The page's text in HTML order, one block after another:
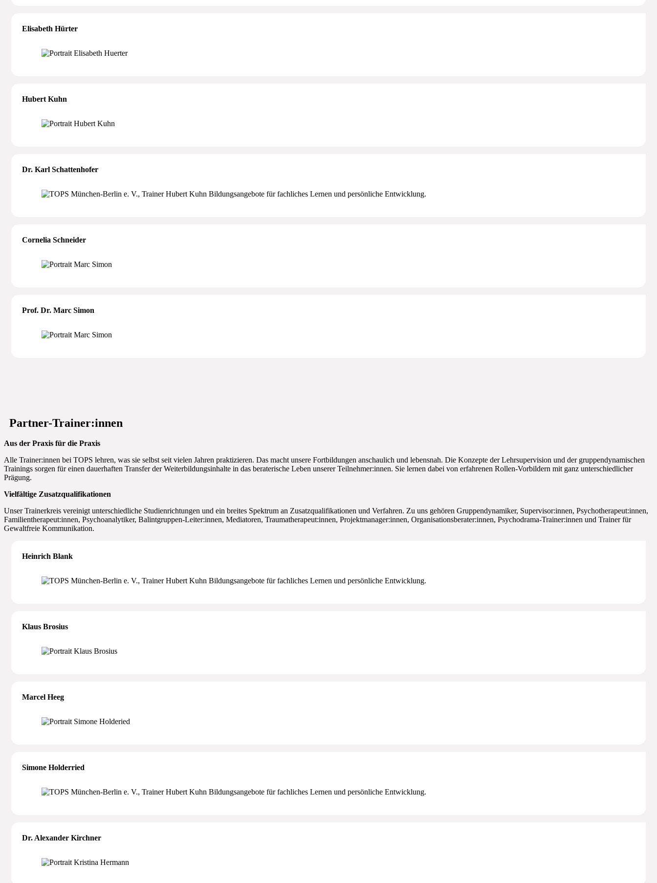
Elisabeth Hürter
Hubert Kuhn
Dr. Karl Schattenhofer
Cornelia Schneider
Prof. Dr. Marc Simon
Partner-Trainer:innen
Aus der Praxis für die Praxis
Alle Trainer:innen bei TOPS lehren, was sie selbst seit vielen Jahren praktizieren. Das macht unsere Fortbildungen anschaulich und lebensnah. Die Konzepte der Lehrsupervision und der gruppendynamischen
Trainings sorgen für einen dauerhaften Transfer der Weiterbildungsinhalte in das beraterische Leben unserer Teilnehmer:innen. Sie lernen dabei von erfahrenen Rollen-Vorbildern mit ganz unterschiedlicher
Prägung.
Vielfältige Zusatzqualifikationen
Unser Trainerkreis vereinigt unterschiedliche Studienrichtungen und ein breites Spektrum an Zusatzqualifikationen und Verfahren. Zu uns gehören Gruppendynamiker, Supervisor:innen, Psychotherapeut:innen,
Familientherapeut:innen, Psychoanalytiker, Balintgruppen-Leiter:innen, Mediatoren, Traumatherapeut:innen, Projektmanager:innen, Organisationsberater:innen, Psychodrama-Trainer:innen und Trainer für
Gewaltfreie Kommunikation.
Heinrich Blank
Klaus Brosius
Marcel Heeg
Simone Holderried
Dr. Alexander Kirchner